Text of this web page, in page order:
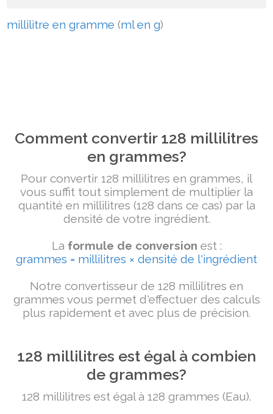
millilitre en gramme (ml en g)
Comment convertir 128 millilitres
en grammes?
Pour convertir 128 millilitres en grammes, il
vous suffit tout simplement de multiplier la
quantité en millilitres (128 dans ce cas) par la
densité de votre ingrédient.
La formule de conversion est :
grammes = millilitres × densité de l'ingrédient
Notre convertisseur de 128 millilitres en
grammes vous permet d'effectuer des calculs
plus rapidement et avec plus de précision.
128 millilitres est égal à combien
de grammes?
128 millilitres est égal à 128 grammes (Eau).